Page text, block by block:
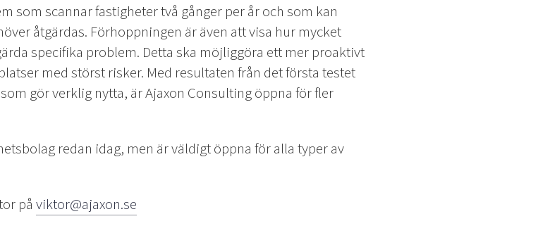
som scannar fastigheter två gånger per år och som kan
åtgärdas. Förhoppningen är även att visa hur mycket
specifika problem. Detta ska möjliggöra ett mer proaktivt
med störst risker. Med resultaten från det första testet
gör verklig nytta, är Ajaxon Consulting öppna för fler
redan idag, men är väldigt öppna för alla typer av
på viktor@ajaxon.se